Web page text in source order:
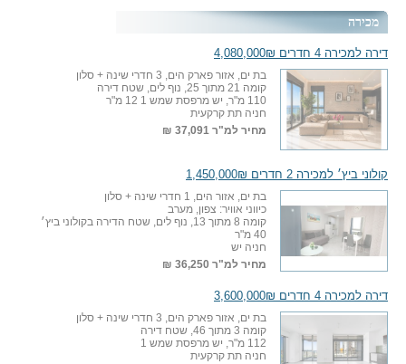
מכירה
דירה למכירה 4 חדרים 4,080,000₪
בת ים, אזור פארק הים, 3 חדרי שינה + סלון
קומה 21 מתוך 25, נוף לים, שטח דירה
110 מ"ר, יש מרפסת שמש 1 12 מ"ר
חניה תת קרקעית
מחיר למ"ר 37,091 ₪
קולוני ביץ׳ למכירה 2 חדרים 1,450,000₪
בת ים, אזור הים, 1 חדרי שינה + סלון
כיווני אוויר: צפון, מערב
קומה 8 מתוך 13, נוף לים, שטח הדירה בקולוני ביץ׳
40 מ"ר
חניה יש
מחיר למ"ר 36,250 ₪
דירה למכירה 4 חדרים 3,600,000₪
בת ים, אזור פארק הים, 3 חדרי שינה + סלון
קומה 3 מתוך 46, שטח דירה
112 מ"ר, יש מרפסת שמש 1
חניה תת קרקעית